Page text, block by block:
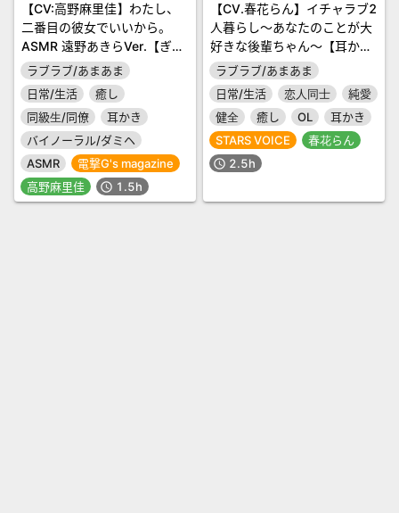
【CV:高野麻里佳】わたし、
二番目の彼女でいいから。
ASMR 遠野あきらVer.【ぎゅ
うぎゅうストレッチ/嵐電
ASMR/たましゃも耳かき/好
き好き添い寝】
ラブラブ/あまあま
日常/生活
癒し
同級生/同僚
耳かき
バイノーラル/ダミヘ
ASMR
電撃G's magazine
高野麻里佳
schedule 1.5h
【CV.春花らん】イチャラブ2
人暮らし～あなたのことが大
好きな後輩ちゃん～【耳かき/
お料理/読み聞かせ/お風呂/宅
飲み添い寝】
ラブラブ/あまあま
日常/生活
恋人同士
純愛
健全
癒し OL
耳かき
STARS VOICE
春花らん
schedule 2.5h